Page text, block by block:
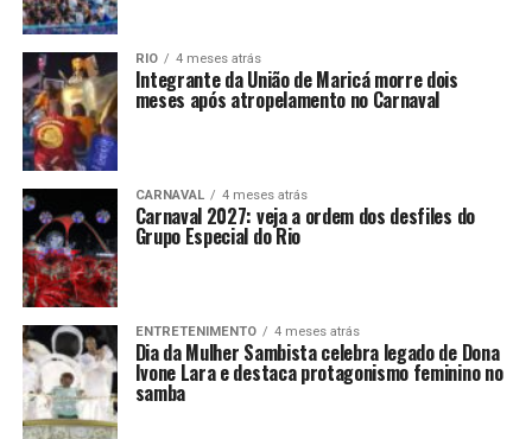
RIO 4 meses atrás
Integrante da União de Maricá morre dois
meses após atropelamento no Carnaval
CARNAVAL 4 meses atrás
Carnaval 2027: veja a ordem dos desfiles do
Grupo Especial do Rio
ENTRETENIMENTO 4 meses atrás
Dia da Mulher Sambista celebra legado de Dona
Ivone Lara e destaca protagonismo feminino no
samba